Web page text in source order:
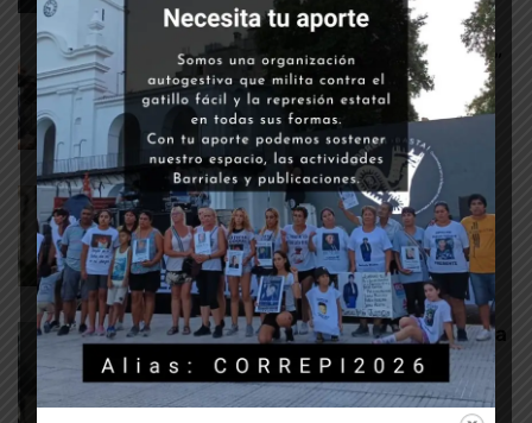
“Haz lo que digo, no lo que hago”
¿QUÉ PENSAMOS? 24 octubre, 2021
La experiencia del nuevo
ministro de Seguridad
¿QUÉ PENSAMOS? 18 septiembre, 2021
Masacre de Avellaneda: no fue la
crisis, fue el estado
DERECHOS HUMANOS 26 junio, 2021